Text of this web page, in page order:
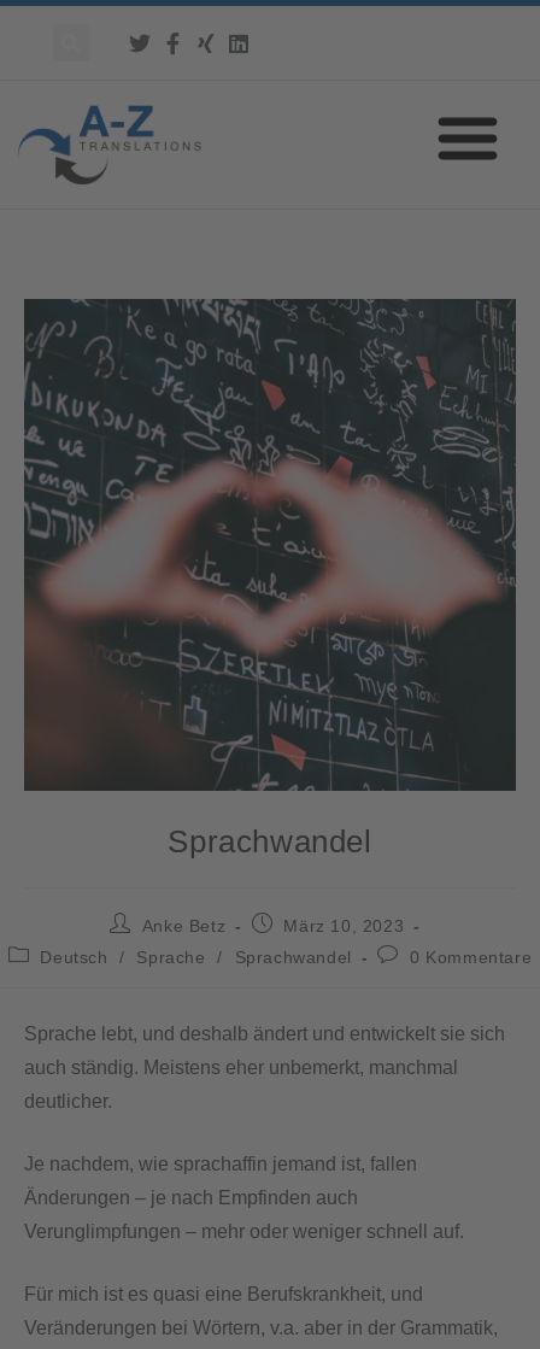
Sprachwandel
Anke Betz
März 10, 2023
Deutsch
/ Sprache / Sprachwandel 0 Kommentare
Sprache lebt, und deshalb ändert und entwickelt sie sich
auch ständig. Meistens eher unbemerkt, manchmal
deutlicher.
Je nachdem, wie sprachaffin jemand ist, fallen
Änderungen – je nach Empfinden auch
Verunglimpfungen – mehr oder weniger schnell auf.
Für mich ist es quasi eine Berufskrankheit, und
Veränderungen bei Wörtern, v.a. aber in der Grammatik,